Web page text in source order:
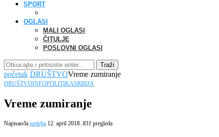
SPORT
OGLASI
MALI OGLASI
ČITULJE
POSLOVNI OGLASI
Traži
početak DRUŠTVOVreme zumiranje
DRUŠTVOINFOPOLITIKASRBIJA
Vreme zumiranje
Napisao/la nedelja 12. april 2018. 831 pregleda